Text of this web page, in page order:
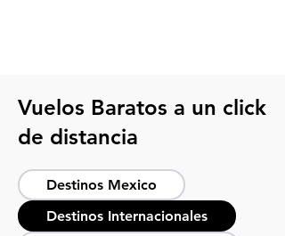
Vuelos Baratos a un click
de distancia
Destinos Mexico
Destinos Internacionales